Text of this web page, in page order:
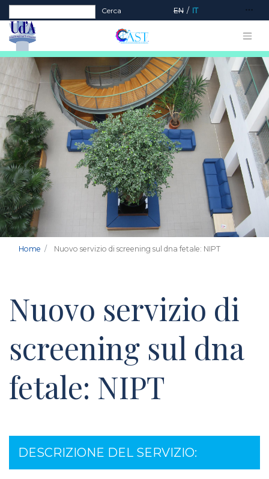
Form di ricerca
Cerca EN IT
Home Nuovo servizio di screening sul dna fetale: NIPT
Nuovo servizio di
screening sul dna
fetale: NIPT
DESCRIZIONE DEL SERVIZIO: